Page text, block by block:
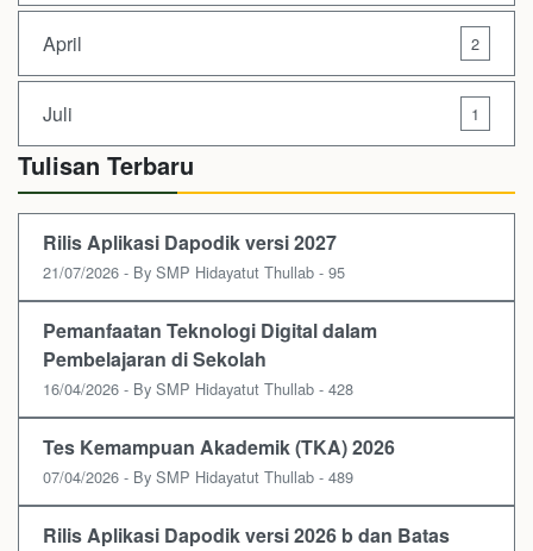
April 2
Juli 1
Tulisan Terbaru
Rilis Aplikasi Dapodik versi 2027
21/07/2026 - By SMP Hidayatut Thullab - 95
Pemanfaatan Teknologi Digital dalam
Pembelajaran di Sekolah
16/04/2026 - By SMP Hidayatut Thullab - 428
Tes Kemampuan Akademik (TKA) 2026
07/04/2026 - By SMP Hidayatut Thullab - 489
Rilis Aplikasi Dapodik versi 2026 b dan Batas